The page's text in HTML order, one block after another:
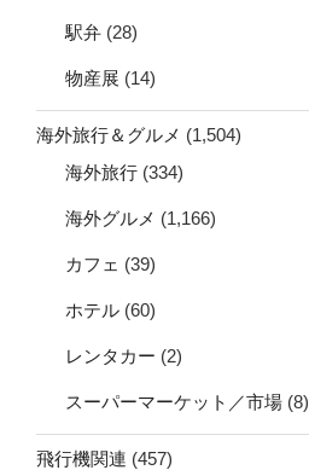
駅弁 (28)
物産展 (14)
海外旅行＆グルメ (1,504)
海外旅行 (334)
海外グルメ (1,166)
カフェ (39)
ホテル (60)
レンタカー (2)
スーパーマーケット／市場 (8)
飛行機関連 (457)